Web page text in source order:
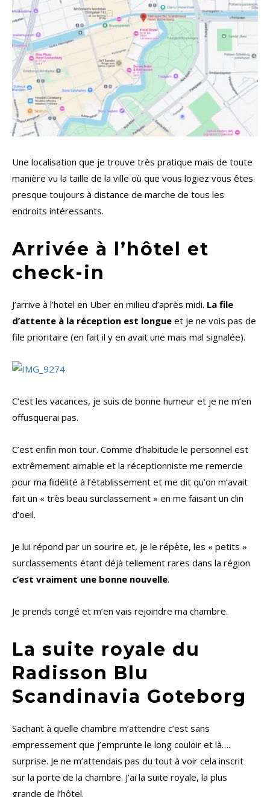
Une localisation que je trouve très pratique mais de toute
manière vu la taille de la ville où que vous logiez vous êtes
presque toujours à distance de marche de tous les
endroits intéressants.
Arrivée à l’hôtel et
check-in
J’arrive à l’hotel en Uber en milieu d’après midi. La file
d’attente à la réception est longue et je ne vois pas de
file prioritaire (en fait il y en avait une mais mal signalée).
C’est les vacances, je suis de bonne humeur et je ne m’en
offusquerai pas.
C’est enfin mon tour. Comme d’habitude le personnel est
extrêmement aimable et la réceptionniste me remercie
pour ma fidélité à l’établissement et me dit qu’on m’avait
fait un « très beau surclassement » en me faisant un clin
d’oeil.
Je lui répond par un sourire et, je le répète, les « petits »
surclassements étant déjà tellement rares dans la région
c’est vraiment une bonne nouvelle.
Je prends congé et m’en vais rejoindre ma chambre.
La suite royale du
Radisson Blu
Scandinavia Goteborg
Sachant à quelle chambre m’attendre c’est sans
empressement que j’emprunte le long couloir et là….
surprise. Je ne m’attendais pas du tout à voir cela inscrit
sur la porte de la chambre. J’ai la suite royale, la plus
grande de l’hôtel.